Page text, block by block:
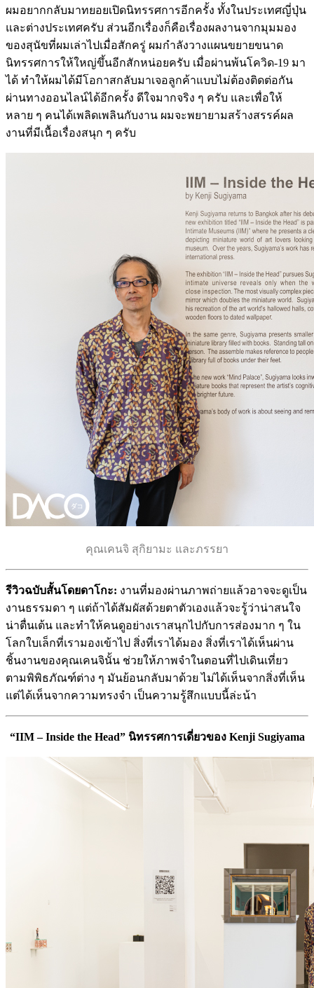
ผมอยากกลับมาทยอยเปิดนิทรรศการอีกครั้ง ทั้งในประเทศญี่ปุ่น
และต่างประเทศครับ ส่วนอีกเรื่องก็คือเรื่องผลงานจากมุมมอง
ของสุนัขที่ผมเล่าไปเมื่อสักครู่ ผมกำลังวางแผนขยายขนาด
นิทรรศการให้ใหญ่ขึ้นอีกสักหน่อยครับ เมื่อผ่านพ้นโควิด-19 มา
ได้ ทำให้ผมได้มีโอกาสกลับมาเจอลูกค้าแบบไม่ต้องติดต่อกัน
ผ่านทางออนไลน์ได้อีกครั้ง ดีใจมากจริง ๆ ครับ และเพื่อให้
หลาย ๆ คนได้เพลิดเพลินกับงาน ผมจะพยายามสร้างสรรค์ผล
งานที่มีเนื้อเรื่องสนุก ๆ ครับ
คุณเคนจิ สุกิยามะ และภรรยา
รีวิวฉบับสั้นโดยดาโกะ: งานที่มองผ่านภาพถ่ายแล้วอาจจะดูเป็น
งานธรรมดา ๆ แต่ถ้าได้สัมผัสด้วยตาตัวเองแล้วจะรู้ว่าน่าสนใจ
น่าตื่นเต้น และทำให้คนดูอย่างเราสนุกไปกับการส่องมาก ๆ ใน
โลกใบเล็กที่เรามองเข้าไป สิ่งที่เราได้มอง สิ่งที่เราได้เห็นผ่าน
ชิ้นงานของคุณเคนจินั้น ช่วยให้ภาพจำในตอนที่ไปเดินเที่ยว
ตามพิพิธภัณฑ์ต่าง ๆ มันย้อนกลับมาด้วย ไม่ได้เห็นจากสิ่งที่เห็น
แต่ได้เห็นจากความทรงจำ เป็นความรู้สึกแบบนี้ล่ะน้า
“IIM – Inside the Head” นิทรรศการเดี่ยวของ Kenji Sugiyama